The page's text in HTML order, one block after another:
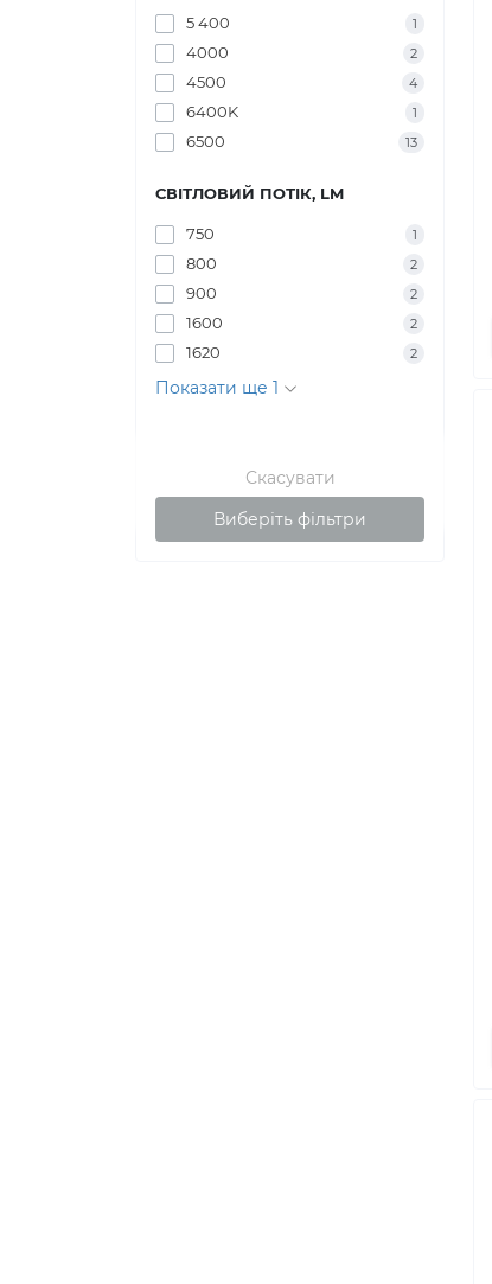
5 400 1
4000 2
4500 4
6400K 1
6500 13
СВІТЛОВИЙ ПОТІК, LM
750 1
800 2
900 2
1600 2
1620 2
Показати ще 1
Скасувати
Виберіть фільтри